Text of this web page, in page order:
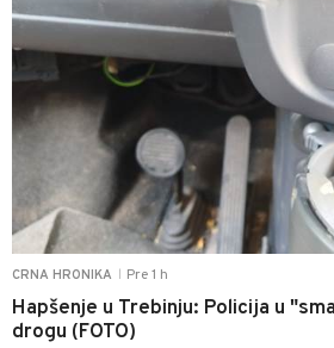
CRNA HRONIKA Pre 1 h
Hapšenje u Trebinju: Policija u
drogu (FOTO)